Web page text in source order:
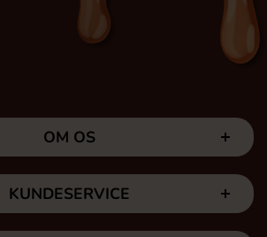
OM OS
KUNDESERVICE